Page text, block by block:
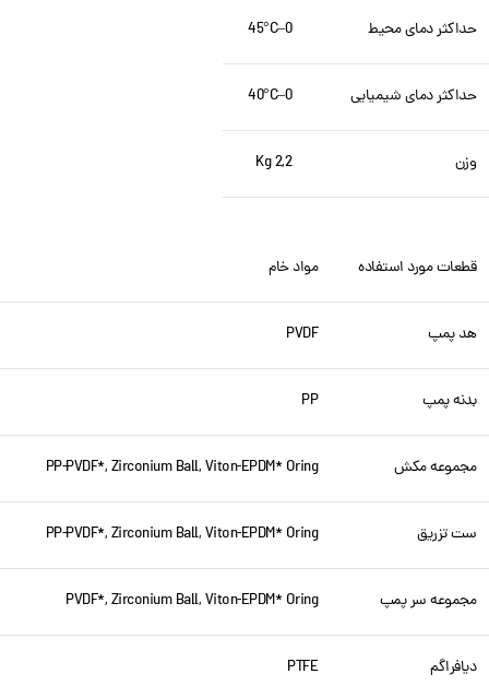
حداکثر دمای محیط 0–45°C
حداکثر دمای شیمیایی 0–40°C
وزن 2,2 Kg
قطعات مورد استفاده مواد خام
هد پمپ PVDF
بدنه پمپ PP
مجموعه مکش PP-PVDF*, Zirconium Ball, Viton-EPDM* Oring
ست تزریق PP-PVDF*, Zirconium Ball, Viton-EPDM* Oring
مجموعه سر پمپ PVDF*, Zirconium Ball, Viton-EPDM* Oring
دیافراگم PTFE